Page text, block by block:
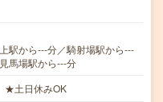
駅から---分／騎射場駅から---
馬場駅から---分
★土日休みOK